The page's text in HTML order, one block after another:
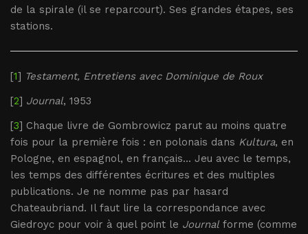
de la spirale (il se reparcourt). Ses grandes étapes, ses
stations.
[1] Testament, Entretiens avec Dominique de Roux
[2] Journal, 1953
[3] Chaque livre de Gombrowicz parut au moins quatre
fois pour la première fois : en polonais dans Kultura, en
Pologne, en espagnol, en français... Jeu avec le temps,
les temps des différentes écritures et des multiples
publications. Je ne nomme pas par hasard
Chateaubriand. Il faut lire la correspondance avec
Giedroyc pour voir à quel point le Journal forme (comme